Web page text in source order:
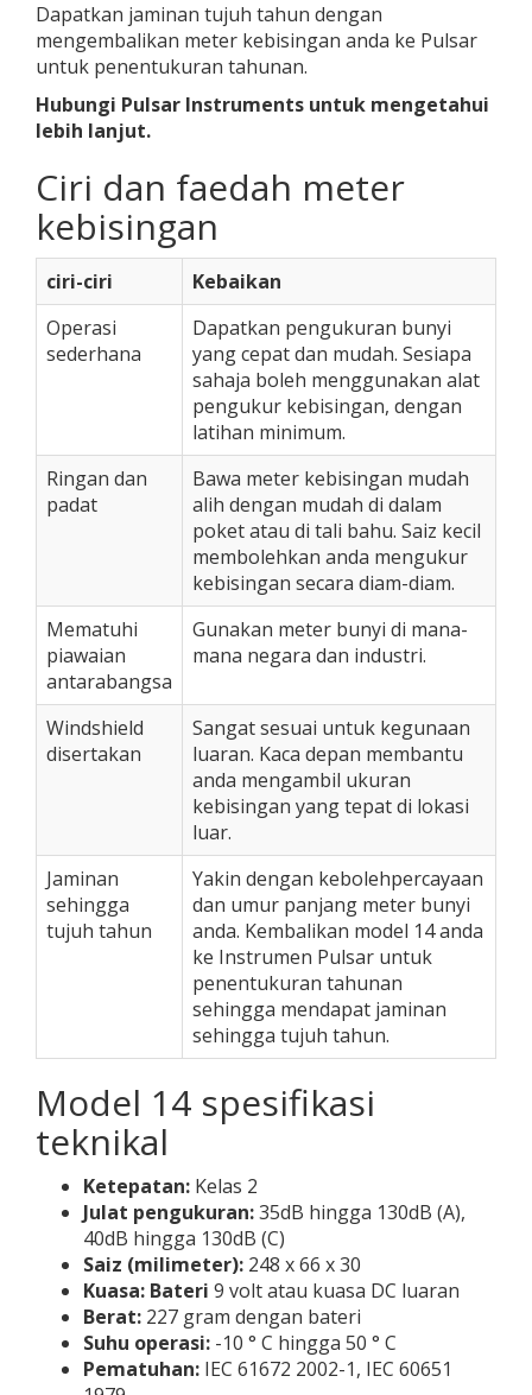
Dapatkan jaminan tujuh tahun dengan
mengembalikan meter kebisingan anda ke Pulsar
untuk penentukuran tahunan.
Hubungi Pulsar Instruments untuk mengetahui
lebih lanjut.
Ciri dan faedah meter
kebisingan
ciri-ciri
Kebaikan
Operasi
sederhana
Dapatkan pengukuran bunyi
yang cepat dan mudah. Sesiapa
sahaja boleh menggunakan alat
pengukur kebisingan, dengan
latihan minimum.
Ringan dan
padat
Bawa meter kebisingan mudah
alih dengan mudah di dalam
poket atau di tali bahu. Saiz kecil
membolehkan anda mengukur
kebisingan secara diam-diam.
Mematuhi
piawaian
antarabangsa
Gunakan meter bunyi di mana-
mana negara dan industri.
Windshield
disertakan
Sangat sesuai untuk kegunaan
luaran. Kaca depan membantu
anda mengambil ukuran
kebisingan yang tepat di lokasi
luar.
Jaminan
sehingga
tujuh tahun
Yakin dengan kebolehpercayaan
dan umur panjang meter bunyi
anda. Kembalikan model 14 anda
ke Instrumen Pulsar untuk
penentukuran tahunan
sehingga mendapat jaminan
sehingga tujuh tahun.
Model 14 spesifikasi
teknikal
Ketepatan: Kelas 2
Julat pengukuran:35dB hingga 130dB (A),
40dB hingga 130dB (C)
Saiz (milimeter): 248 x 66 x 30
Kuasa: Bateri 9 volt atau kuasa DC luaran
Berat: 227 gram dengan bateri
Suhu operasi: -10 ° C hingga 50 ° C
Pematuhan: IEC 61672 2002-1, IEC 60651